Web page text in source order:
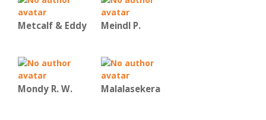
Metcalf & Eddy Meindl P.
Mondy R. W. Malalasekera